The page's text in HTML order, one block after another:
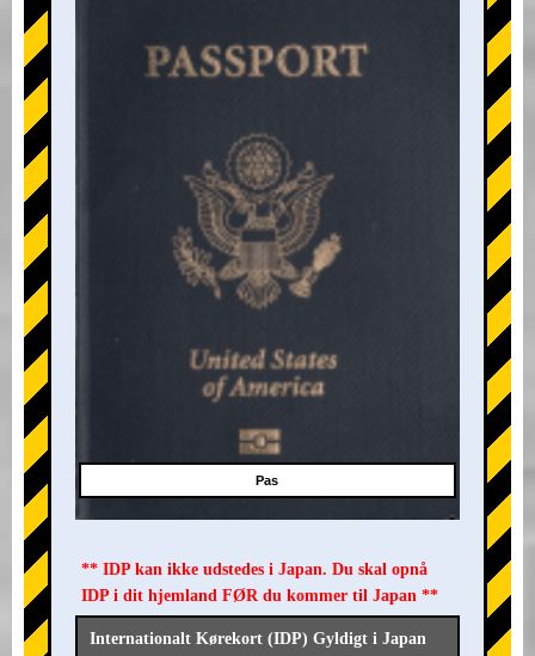
+
Pas
** IDP kan ikke udstedes i Japan. Du skal opnå
IDP i dit hjemland FØR du kommer til Japan **
Internationalt Kørekort (IDP) Gyldigt i Japan